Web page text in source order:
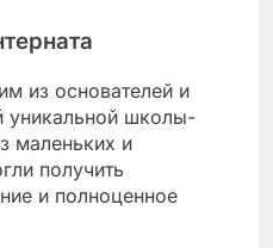
из основателей и
уникальной школы-
маленьких и
получить
и полноценное